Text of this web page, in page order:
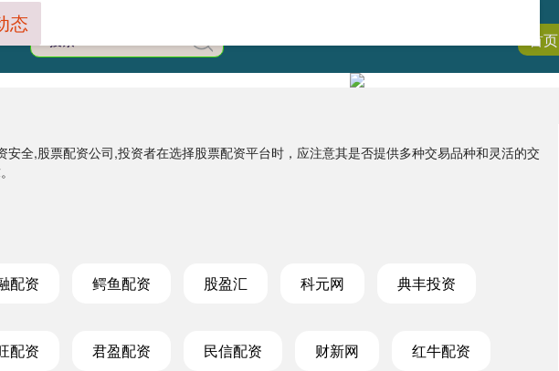
首页
安全,股票配资公司,投资者在选择股票配资平台时，应注意其是否提供多种交易品种和灵活的交
态
配资 鳄鱼配资 股盈汇 科元网 典丰投资
配资 君盈配资 民信配资 财新网 红牛配资